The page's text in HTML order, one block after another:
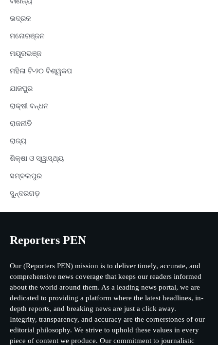
ଭଦ୍ରକ
ମନୋରଞ୍ଜନ
ମୟୂରଭଞ୍ଜ
ମହିଳା ଟି-୨୦ ବିଶ୍ୱକପ
ଯାଜପୁର
ରାକ୍ଷୀ ବନ୍ଧନ
ରାଜନୀତି
ରାଜ୍ୟ
ଶିକ୍ଷା ଓ ସ୍ୱାସ୍ଥ୍ୟ
ସମ୍ବଲପୁର
ସୁନ୍ଦରଗଡ଼
Reporters PEN
Our (Reporters PEN) mission is to deliver timely, accurate, and
comprehensive news coverage that keeps our readers informed
about the world around them. As a leading news portal, we are
dedicated to providing a platform where the latest headlines, in-
depth reports, and breaking news are just a click away.
Integrity, transparency, and accuracy are the cornerstones of our
editorial philosophy. We strive to uphold these values in every
piece of content we produce. Our commitment to journalistic